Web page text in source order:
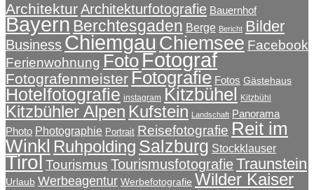
ArchitekturArchitekturfotografie Bauernhof
Bayern Berchtesgaden Berge Bericht Bilder
Business Chiemgau Chiemsee Facebook
Ferienwohnung Foto Fotograf
Fotografenmeister Fotografie Fotos Gästehaus
Hotelfotografie instagram Kitzbühel Kitzbühl
Kitzbühler Alpen Kufstein Landschaft Panorama
Photo Photographie Portrait Reisefotografie Reit im
Winkl Ruhpolding Salzburg Stockklauser
Tirol Tourismus TourismusfotografieTraunstein
Urlaub Werbeagentur Werbefotografie Wilder Kaiser